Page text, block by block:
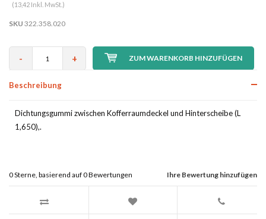
(13,42 Inkl. MwSt.)
SKU 322.358.020
- + ZUM WARENKORB HINZUFÜGEN
Beschreibung
Dichtungsgummi zwischen Kofferraumdeckel und Hinterscheibe (L
1,650),.
Ihre Bewertung hinzufügen
0Sterne, basierend auf0Bewertungen